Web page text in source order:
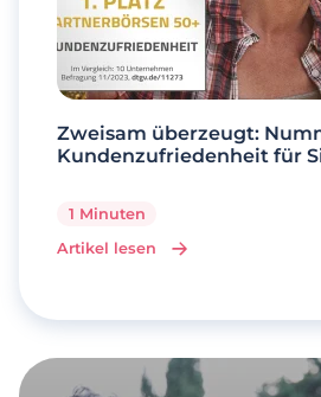
Zweisam überzeugt:
Kundenzufriedenheit für
1 Minuten
Artikel lesen